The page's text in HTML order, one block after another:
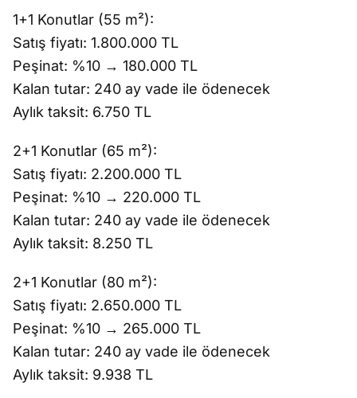
1+1 Konutlar (55 m²):
Satış fiyatı: 1.800.000 TL
Peşinat: %10 → 180.000 TL
Kalan tutar: 240 ay vade ile ödenecek
Aylık taksit: 6.750 TL
2+1 Konutlar (65 m²):
Satış fiyatı: 2.200.000 TL
Peşinat: %10 → 220.000 TL
Kalan tutar: 240 ay vade ile ödenecek
Aylık taksit: 8.250 TL
2+1 Konutlar (80 m²):
Satış fiyatı: 2.650.000 TL
Peşinat: %10 → 265.000 TL
Kalan tutar: 240 ay vade ile ödenecek
Aylık taksit: 9.938 TL